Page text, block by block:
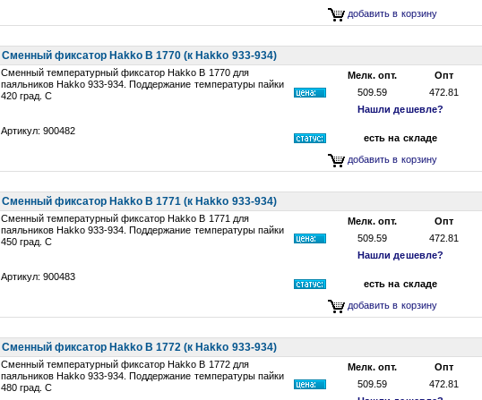
добавить в корзину
Сменный фиксатор Hakko B 1770 (к Hakko 933-934)
Сменный температурный фиксатор Hakko B 1770 для
паяльников Hakko 933-934. Поддержание температуры пайки
420 град. C
Артикул: 900482
Мелк. опт.
Опт
509.59
472.81
Нашли дешевле?
есть на складе
добавить в корзину
Сменный фиксатор Hakko B 1771 (к Hakko 933-934)
Сменный температурный фиксатор Hakko B 1771 для
паяльников Hakko 933-934. Поддержание температуры пайки
450 град. C
Артикул: 900483
Мелк. опт.
Опт
509.59
472.81
Нашли дешевле?
есть на складе
добавить в корзину
Сменный фиксатор Hakko B 1772 (к Hakko 933-934)
Сменный температурный фиксатор Hakko B 1772 для
паяльников Hakko 933-934. Поддержание температуры пайки
480 град. C
Мелк. опт.
Опт
509.59
472.81